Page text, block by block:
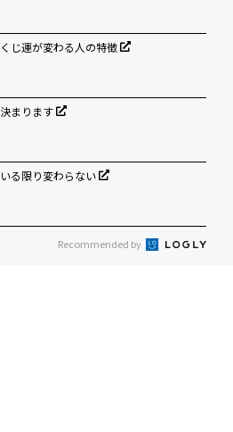
じ運が変わる人の特徴
まります
る限り変わらない
Recommended by